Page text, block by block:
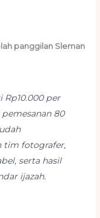
panggilan Sleman
per
80
tim fotografer,
serta hasil
ijazah.